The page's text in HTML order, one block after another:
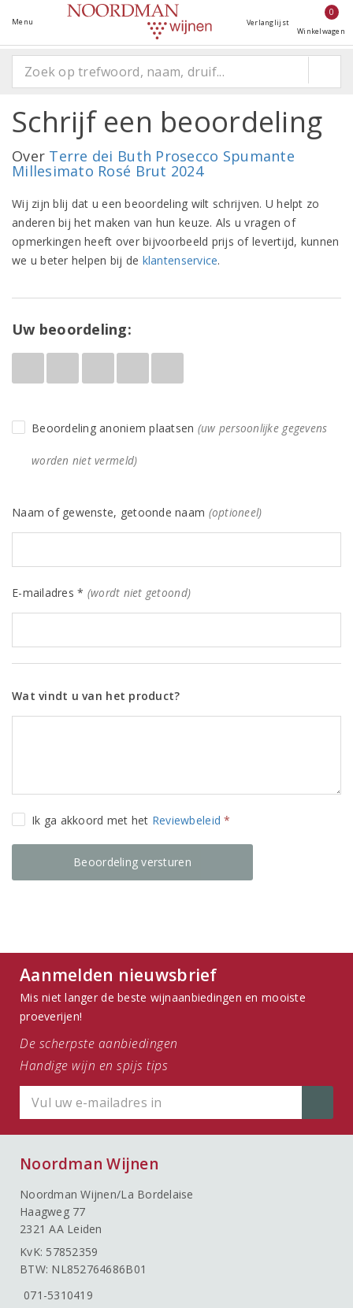
Menu Verlanglijst
0
Winkelwagen
Schrijf een beoordeling
Over Terre dei Buth Prosecco Spumante
Millesimato Rosé Brut 2024
Wij zijn blij dat u een beoordeling wilt schrijven. U helpt zo
anderen bij het maken van hun keuze. Als u vragen of
opmerkingen heeft over bijvoorbeeld prijs of levertijd, kunnen
we u beter helpen bij de klantenservice.
Uw beoordeling:
Beoordeling anoniem plaatsen (uw persoonlijke gegevens
worden niet vermeld)
Naam of gewenste, getoonde naam (optioneel)
E-mailadres * (wordt niet getoond)
Wat vindt u van het product?
Ik ga akkoord met het Reviewbeleid *
Aanmelden nieuwsbrief
Mis niet langer de beste wijnaanbiedingen en mooiste
proeverijen!
De scherpste aanbiedingen
Handige wijn en spijs tips
Noordman Wijnen
Noordman Wijnen/La Bordelaise
Haagweg 77
2321 AA Leiden
KvK: 57852359
BTW: NL852764686B01
071-5310419